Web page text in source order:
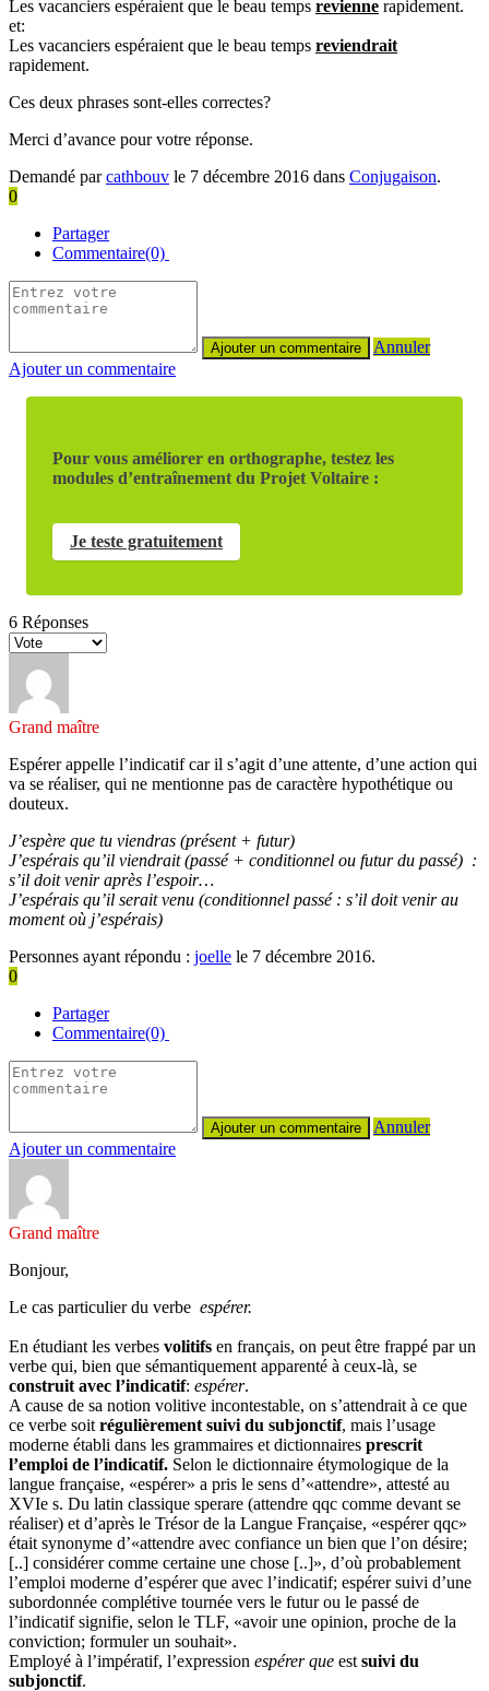
Les vacanciers espéraient que le beau temps revienne rapidement.
et:
Les vacanciers espéraient que le beau temps reviendrait
rapidement.
Ces deux phrases sont-elles correctes?
Merci d’avance pour votre réponse.
Demandé parcathbouv le 7 décembre 2016 dans Conjugaison.
0
Partager
Commentaire(0)
Annuler
Ajouter un commentaire
Pour vous améliorer en orthographe, testez les
modules d’entraînement du Projet Voltaire :
Je teste gratuitement
6 Réponses
Grand maître
Espérer appelle l’indicatif car il s’agit d’une attente, d’une action qui
va se réaliser, qui ne mentionne pas de caractère hypothétique ou
douteux.
J’espère que tu viendras (présent + futur)
J’espérais qu’il viendrait (passé + conditionnel ou futur du passé) :
s’il doit venir après l’espoir…
J’espérais qu’il serait venu (conditionnel passé : s’il doit venir au
moment où j’espérais)
Personnes ayant répondu : joelle le 7 décembre 2016.
0
Partager
Commentaire(0)
Annuler
Ajouter un commentaire
Grand maître
Bonjour,
Le cas particulier du verbe espérer.
En étudiant les verbes volitifs en français, on peut être frappé par un
verbe qui, bien que sémantiquement apparenté à ceux-là, se
construit avec l’indicatif: espérer.
A cause de sa notion volitive incontestable, on s’attendrait à ce que
ce verbe soit régulièrement suivi du subjonctif, mais l’usage
moderne établi dans les grammaires et dictionnaires prescrit
l’emploi de l’indicatif. Selon le dictionnaire étymologique de la
langue française, «espérer» a pris le sens d’«attendre», attesté au
XVIe s. Du latin classique sperare (attendre qqc comme devant se
réaliser) et d’après le Trésor de la Langue Française, «espérer qqc»
était synonyme d’«attendre avec confiance un bien que l’on désire;
[..] considérer comme certaine une chose [..]», d’où probablement
l’emploi moderne d’espérer que avec l’indicatif; espérer suivi d’une
subordonnée complétive tournée vers le futur ou le passé de
l’indicatif signifie, selon le TLF, «avoir une opinion, proche de la
conviction; formuler un souhait».
Employé à l’impératif, l’expression espérer que est suivi du
subjonctif.